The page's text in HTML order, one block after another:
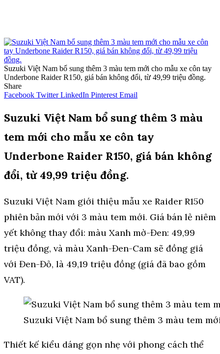
Suzuki Việt Nam bổ sung thêm 3 màu tem mới cho mẫu xe côn tay
Underbone Raider R150, giá bán không đổi, từ 49,99 triệu đồng.
Share
Facebook Twitter LinkedIn Pinterest Email
Suzuki Việt Nam bổ sung thêm 3 màu
tem mới cho mẫu xe côn tay
Underbone Raider R150, giá bán không
đổi, từ 49,99 triệu đồng.
Suzuki Việt Nam giới thiệu mẫu xe Raider R150
phiên bản mới với 3 màu tem mới. Giá bán lẻ niêm
yết không thay đổi: màu Xanh mờ-Đen: 49,99
triệu đồng, và màu Xanh-Đen-Cam sẽ đồng giá
với Đen-Đỏ, là 49,19 triệu đồng (giá đã bao gồm
VAT).
Suzuki Việt Nam bổ sung thêm 3 màu tem
Thiết kế kiểu dáng gọn nhẹ với phong cách thể